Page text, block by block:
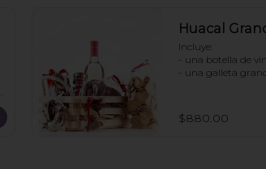
Huacal
Incluye:
- una botella de
- una galleta
- 1 bote de
chocolate
$880.00